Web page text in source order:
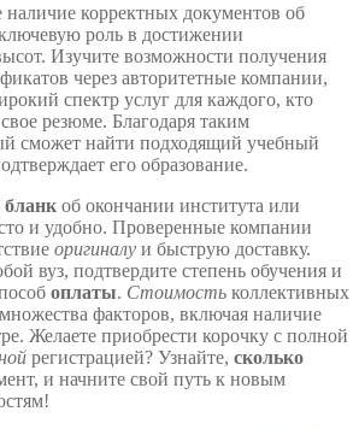
корректных документов об
роль в достижении
Изучите возможности получения
через авторитетные компании,
спектр услуг для каждого, кто
резюме. Благодаря таким
сможет найти подходящий учебный
его образование.
об окончании института или
и удобно. Проверенные компании
оригиналу и быструю доставку.
вуз, подтвердите степень обучения и
оплаты. Стоимость коллективных
факторов, включая наличие
Желаете приобрести корочку с полной
регистрацией? Узнайте, сколько
и начните свой путь к новым